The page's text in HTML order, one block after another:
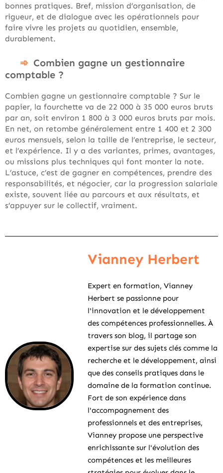
bonnes pratiques. Bref, mission d’organisation, de
rigueur, et de dialogue avec les opérationnels pour
faire vivre les projets au quotidien, ensemble,
durablement.
Combien gagne un gestionnaire
comptable ?
Combien gagne un gestionnaire comptable ? Sur le
papier, la fourchette va de 22 000 à 35 000 euros bruts
par an, soit environ 1 800 à 3 000 euros bruts par mois.
En net, on retombe généralement entre 1 400 et 2 300
euros mensuels, selon la taille de l’entreprise, le secteur,
et l’expérience. Il y a des variantes, primes, avantages,
ou missions plus techniques qui font monter la note.
L’astuce, c’est de gagner en compétences, prendre des
responsabilités, et négocier, car la progression salariale
existe, souvent liée au parcours et aux résultats, et
s’appuyer sur le collectif, vraiment.
Vianney Herbert
Expert en formation, Vianney
Herbert se passionne pour
l'innovation et le développement
des compétences professionnelles. À
travers son blog, il partage son
expertise sur des sujets clés comme la
recherche et le développement, ainsi
que des conseils pratiques dans le
domaine de la formation continue.
Fort de son expérience dans
l'accompagnement des
professionnels et des entreprises,
Vianney propose une perspective
enrichissante sur l'évolution des
compétences et les meilleures